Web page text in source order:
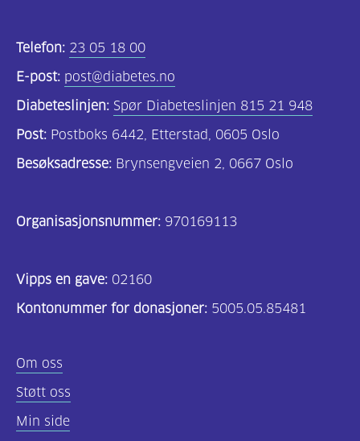
Telefon: 23 05 18 00
E-post: post@diabetes.no
Diabeteslinjen: Spør Diabeteslinjen 815 21 948
Post: Postboks 6442, Etterstad, 0605 Oslo
Besøksadresse: Brynsengveien 2, 0667 Oslo
Organisasjonsnummer: 970169113
Vipps en gave: 02160
Kontonummer for donasjoner: 5005.05.85481
Om oss
Støtt oss
Min side